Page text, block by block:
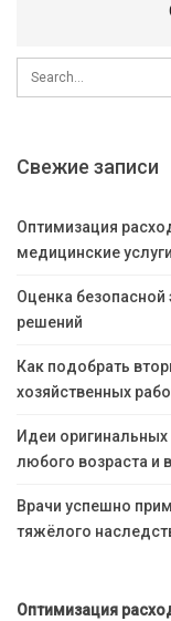
Свежие записи
Оптимизация
медицинские услуги
Оценка безопасной
решений
Как подобрать
хозяйственных
Идеи
любого возраста и
Врачи успешно
тяжёлого
Оптимизация